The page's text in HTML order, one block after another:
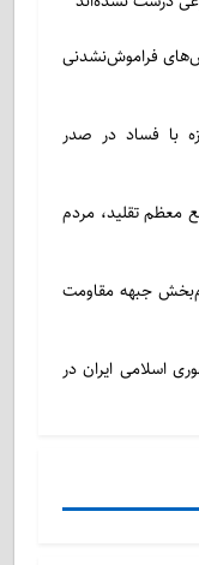
فراموش‌نشدنی
با فساد در صدر
معظم تقلید، مردم
جبهه مقاومت
اسلامی ایران در